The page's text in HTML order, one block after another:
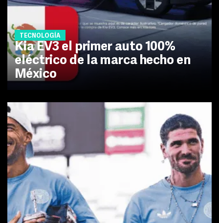
TECNOLOGÍA
Kia EV3 el primer auto 100%
eléctrico de la marca hecho en
México